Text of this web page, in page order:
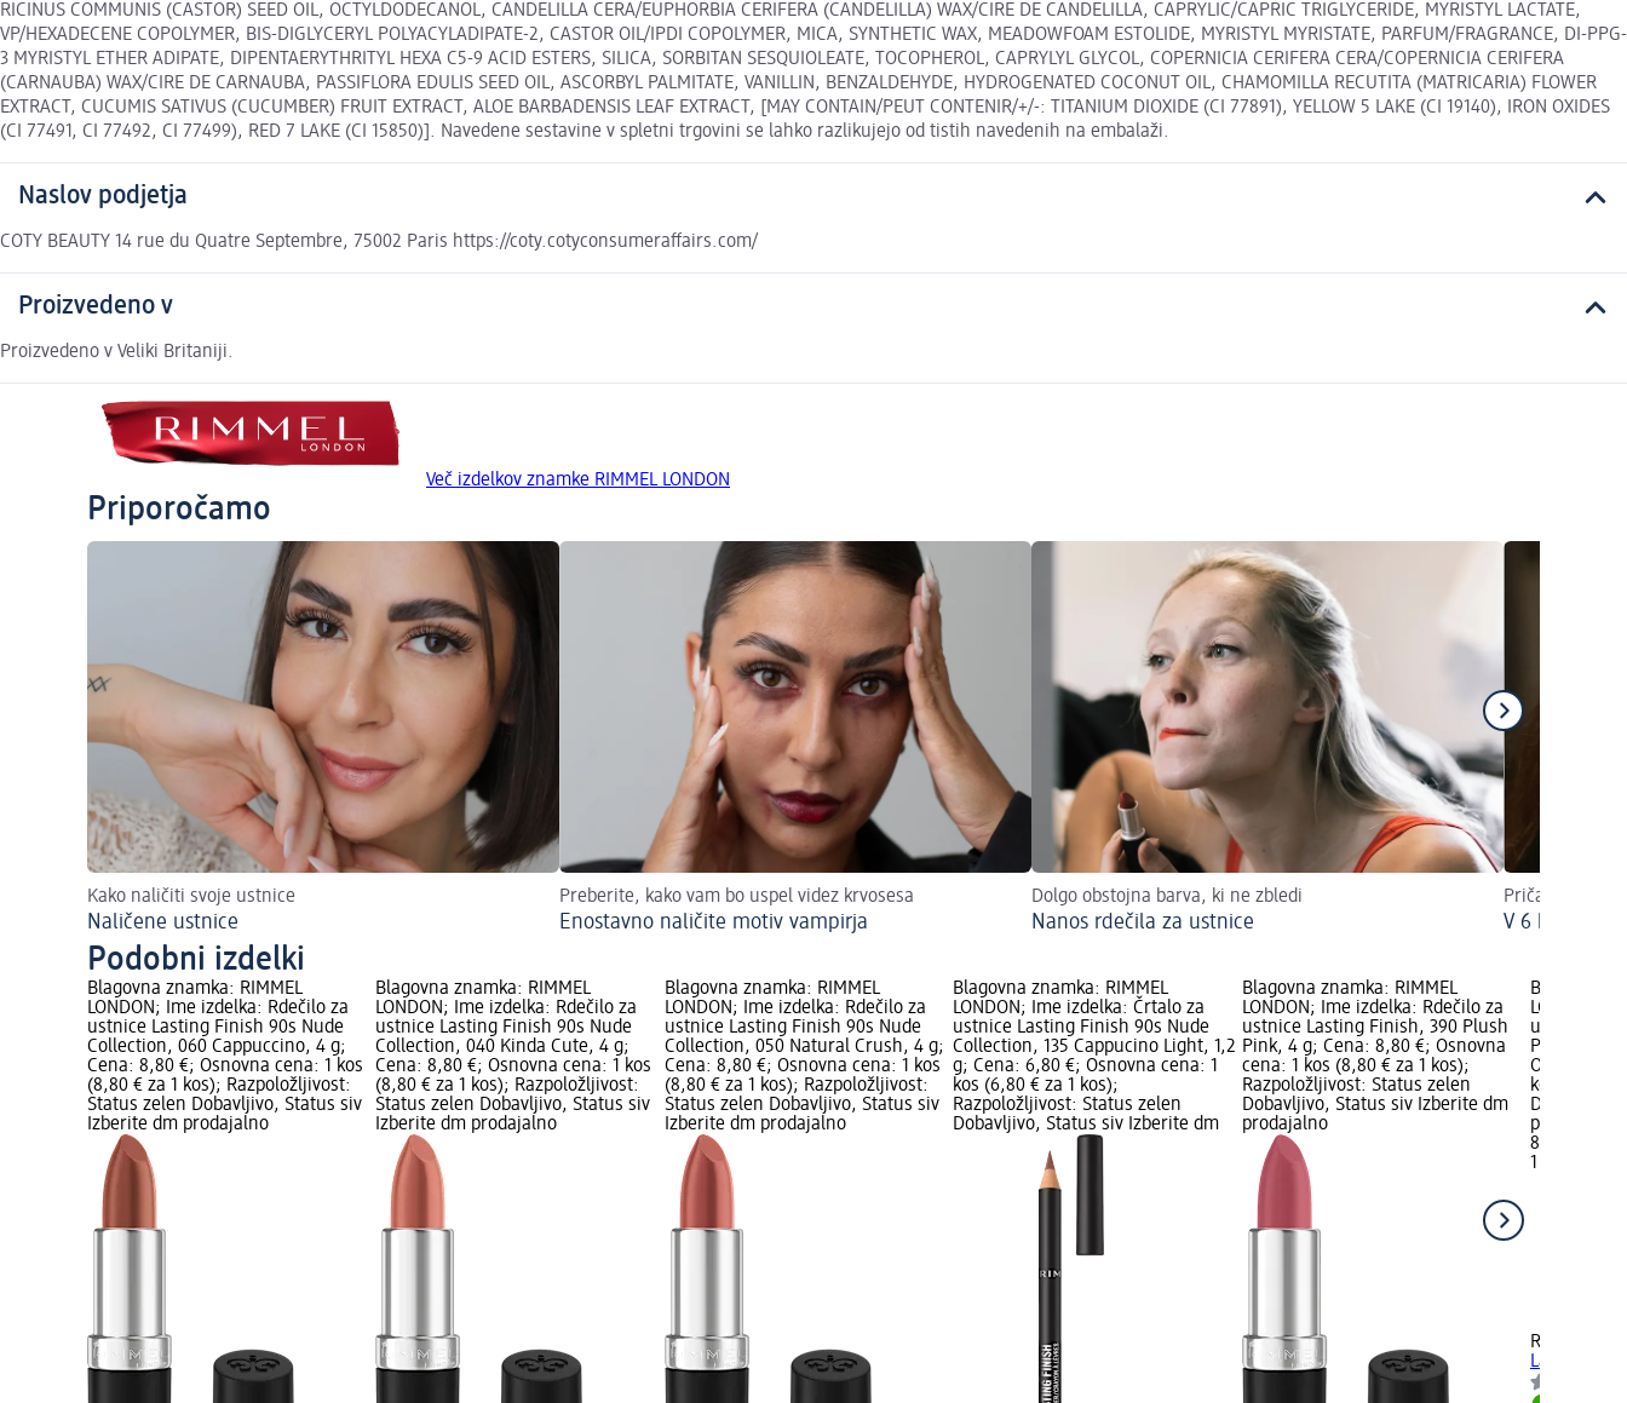
RICINUS COMMUNIS (CASTOR) SEED OIL, OCTYLDODECANOL, CANDELILLA CERA/EUPHORBIA CERIFERA (CANDELILLA) WAX/CIRE DE CANDELILLA, CAPRYLIC/CAPRIC TRIGLYCERIDE, MYRISTYL LACTATE,
VP/HEXADECENE COPOLYMER, BIS-DIGLYCERYL POLYACYLADIPATE-2, CASTOR OIL/IPDI COPOLYMER, MICA, SYNTHETIC WAX, MEADOWFOAM ESTOLIDE, MYRISTYL MYRISTATE, PARFUM/FRAGRANCE, DI-PPG-
3 MYRISTYL ETHER ADIPATE, DIPENTAERYTHRITYL HEXA C5-9 ACID ESTERS, SILICA, SORBITAN SESQUIOLEATE, TOCOPHEROL, CAPRYLYL GLYCOL, COPERNICIA CERIFERA CERA/COPERNICIA CERIFERA
(CARNAUBA) WAX/CIRE DE CARNAUBA, PASSIFLORA EDULIS SEED OIL, ASCORBYL PALMITATE, VANILLIN, BENZALDEHYDE, HYDROGENATED COCONUT OIL, CHAMOMILLA RECUTITA (MATRICARIA) FLOWER
EXTRACT, CUCUMIS SATIVUS (CUCUMBER) FRUIT EXTRACT, ALOE BARBADENSIS LEAF EXTRACT, [MAY CONTAIN/PEUT CONTENIR/+/-: TITANIUM DIOXIDE (CI 77891), YELLOW 5 LAKE (CI 19140), IRON OXIDES
(CI 77491, CI 77492, CI 77499), RED 7 LAKE (CI 15850)]. Navedene sestavine v spletni trgovini se lahko razlikujejo od tistih navedenih na embalaži.
Naslov podjetja
COTY BEAUTY 14 rue du Quatre Septembre, 75002 Paris https://coty.cotyconsumeraffairs.com/
Proizvedeno v
Proizvedeno v Veliki Britaniji.
Več izdelkov znamke RIMMEL LONDON
Priporočamo
Kako naličiti svoje ustnice
Naličene ustnice
Preberite, kako vam bo uspel videz krvosesa
Enostavno naličite motiv vampirja
Dolgo obstojna barva, ki ne zbledi
Nanos rdečila za ustnice
Pričarajte
V 6 korakih
Podobni izdelki
Blagovna znamka: RIMMEL
LONDON; Ime izdelka: Rdečilo za
ustnice Lasting Finish 90s Nude
Collection, 060 Cappuccino, 4 g;
Cena: 8,80 €; Osnovna cena: 1 kos
(8,80 € za 1 kos); Razpoložljivost:
Status zelen Dobavljivo, Status siv
Izberite dm prodajalno
Blagovna znamka: RIMMEL
LONDON; Ime izdelka: Rdečilo za
ustnice Lasting Finish 90s Nude
Collection, 040 Kinda Cute, 4 g;
Cena: 8,80 €; Osnovna cena: 1 kos
(8,80 € za 1 kos); Razpoložljivost:
Status zelen Dobavljivo, Status siv
Izberite dm prodajalno
Blagovna znamka: RIMMEL
LONDON; Ime izdelka: Rdečilo za
ustnice Lasting Finish 90s Nude
Collection, 050 Natural Crush, 4 g;
Cena: 8,80 €; Osnovna cena: 1 kos
(8,80 € za 1 kos); Razpoložljivost:
Status zelen Dobavljivo, Status siv
Izberite dm prodajalno
Blagovna znamka: RIMMEL
LONDON; Ime izdelka: Črtalo za
ustnice Lasting Finish 90s Nude
Collection, 135 Cappucino Light, 1,2
g; Cena: 6,80 €; Osnovna cena: 1
kos (6,80 € za 1 kos);
Razpoložljivost: Status zelen
Dobavljivo, Status siv Izberite dm
Blagovna znamka: RIMMEL
LONDON; Ime izdelka: Rdečilo za
ustnice Lasting Finish, 390 Plush
Pink, 4 g; Cena: 8,80 €; Osnovna
cena: 1 kos (8,80 € za 1 kos);
Razpoložljivost: Status zelen
Dobavljivo, Status siv Izberite dm
prodajalno
Blagovna
LONDON;
ustnice
Pumpkin
Osnovna
kos);
Dobavljivo,
prodajalno
8,80 €
1 kos (8,80
RIMMEL
Lasting